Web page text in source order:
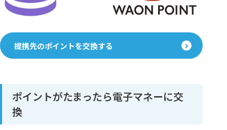
提携先のポイントを交換する
ポイントがたまったら電子マネーに交
換